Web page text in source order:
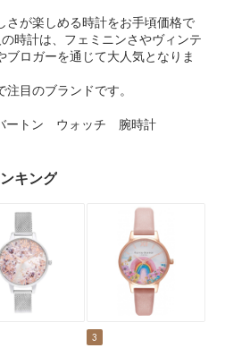
さが楽しめる時計をお手頃価格で
時計は、フェミニンさやヴィンテ
ブロガーを通じて大人気となりま
注目のブランドです。
ートン ウォッチ 腕時計
キング
3